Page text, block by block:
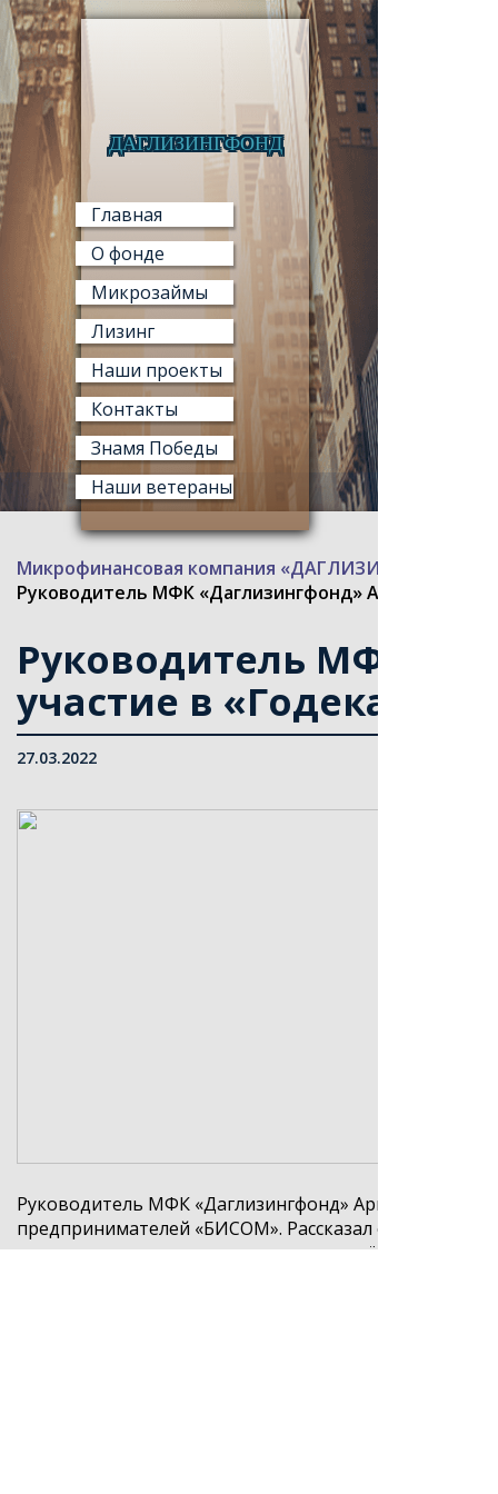
ДАГЛИЗИНГФОНД
Главная
О фонде
Микрозаймы
Лизинг
Наши проекты
Контакты
Знамя Победы
Наши ветераны
Микрофинансовая компания «ДАГЛИЗИНГФОНД»
Руководитель МФК «Даглизингфонд» Арипов М.Г.
Руководитель МФК
участие в «Годекане»
27.03.2022
Руководитель МФК «Даглизингфонд» Арипов М.Г.
предпринимателей «БИСОМ». Рассказал о мерах
новом антикризисном продукте, внедрённом в